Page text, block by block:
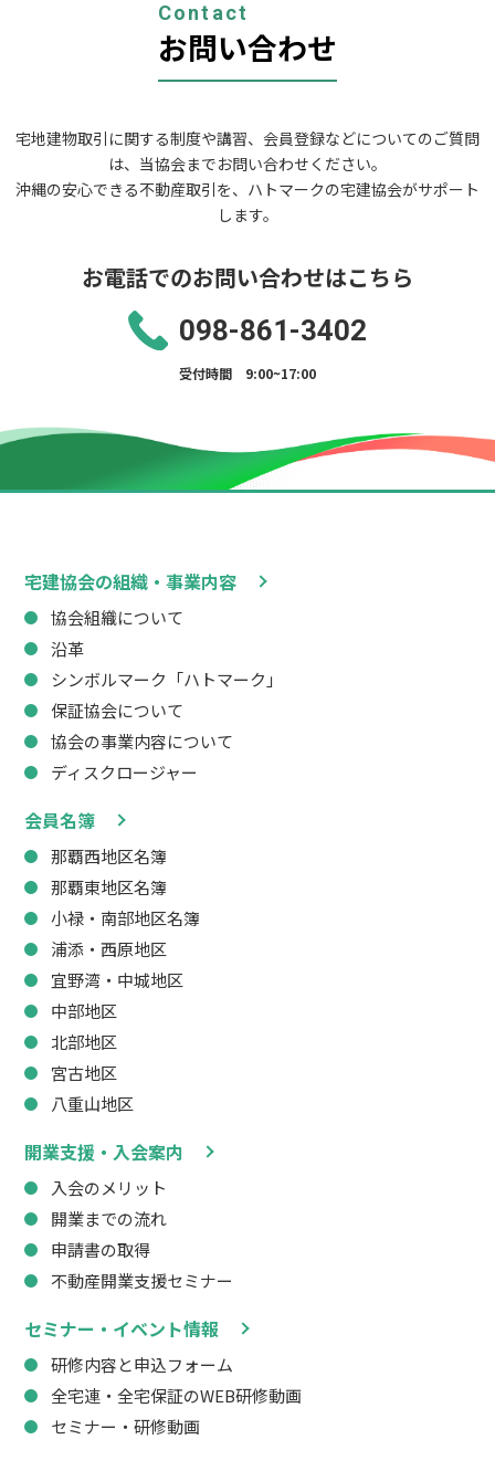
Contact
お問い合わせ
宅地建物取引に関する制度や講習、会員登録などについてのご質問
は、当協会までお問い合わせください。
沖縄の安心できる不動産取引を、ハトマークの宅建協会がサポート
します。
お電話でのお問い合わせはこちら
098-861-3402
受付時間 9:00~17:00
宅建協会の組織・事業内容
協会組織について
沿革
シンボルマーク「ハトマーク」
保証協会について
協会の事業内容について
ディスクロージャー
会員名簿
那覇西地区名簿
那覇東地区名簿
小禄・南部地区名簿
浦添・西原地区
宜野湾・中城地区
中部地区
北部地区
宮古地区
八重山地区
開業支援・入会案内
入会のメリット
開業までの流れ
申請書の取得
不動産開業支援セミナー
セミナー・イベント情報
研修内容と申込フォーム
全宅連・全宅保証のWEB研修動画
セミナー・研修動画